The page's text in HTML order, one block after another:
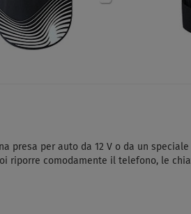
presa per auto da 12 V o da un speciale
riporre comodamente il telefono, le